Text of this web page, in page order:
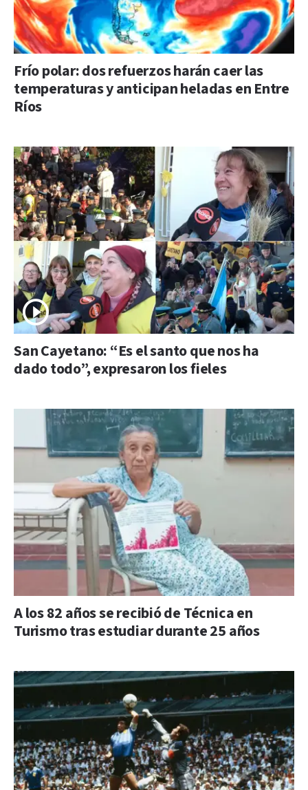
Frío polar: dos refuerzos harán caer las
temperaturas y anticipan heladas en Entre
Ríos
San Cayetano: “Es el santo que nos ha
dado todo”, expresaron los fieles
A los 82 años se recibió de Técnica en
Turismo tras estudiar durante 25 años